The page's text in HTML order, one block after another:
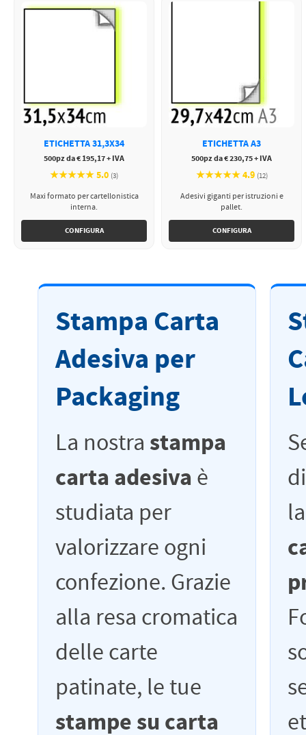
ETICHETTA 31,3X34
500pz da € 195,17 + IVA
★★★★★ 5.0 (3)
Maxi formato per cartellonistica
interna.
CONFIGURA
ETICHETTA A3
500pz da € 230,75 + IVA
★★★★★ 4.9 (12)
Adesivi giganti per istruzioni e
pallet.
CONFIGURA
Stampa Carta
Adesiva per
Packaging
La nostra stampa
carta adesiva è
studiata per
valorizzare ogni
confezione. Grazie
alla resa cromatica
delle carte
patinate, le tue
stampe su carta